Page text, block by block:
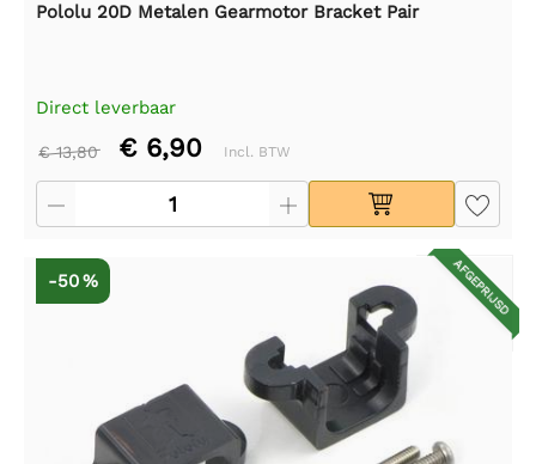
Pololu 20D Metalen Gearmotor Bracket Pair
Direct leverbaar
€ 13,80 € 6,90 Incl. BTW
AFGEPRIJSD
-50 %